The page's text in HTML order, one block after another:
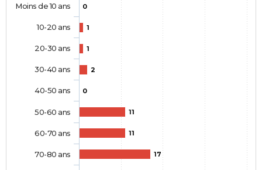
0
1
1
2
0
11
11
17
Moins de 10 ans
10-20 ans
20-30 ans
30-40 ans
40-50 ans
50-60 ans
60-70 ans
70-80 ans